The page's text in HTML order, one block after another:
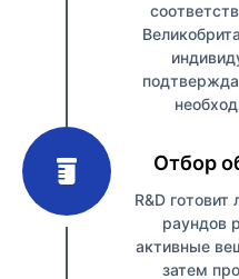
Отбор
R&D
раундов
активные
затем